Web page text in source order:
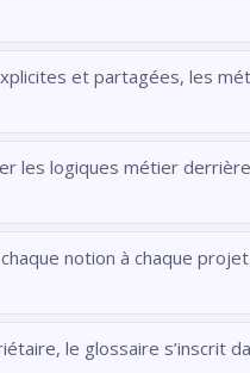
et partagées, les
les logiques métier
notion à chaque
le glossaire s’inscrit